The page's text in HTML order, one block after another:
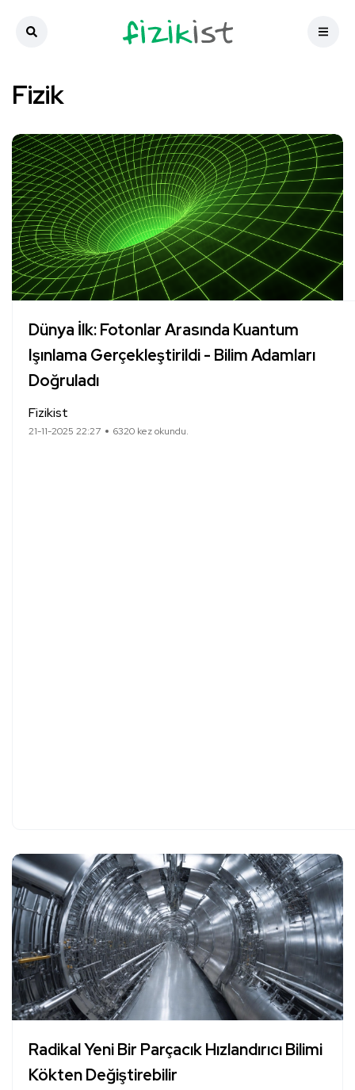
Fizik
Dünya İlk: Fotonlar Arasında Kuantum
Işınlama Gerçekleştirildi - Bilim Adamları
Doğruladı
Fizikist
21-11-2025 22:27 6320 kez okundu.
Radikal Yeni Bir Parçacık Hızlandırıcı Bilimi
Kökten Değiştirebilir